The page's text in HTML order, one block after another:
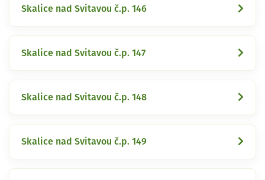
Skalice nad Svitavou č.p. 146
Skalice nad Svitavou č.p. 147
Skalice nad Svitavou č.p. 148
Skalice nad Svitavou č.p. 149